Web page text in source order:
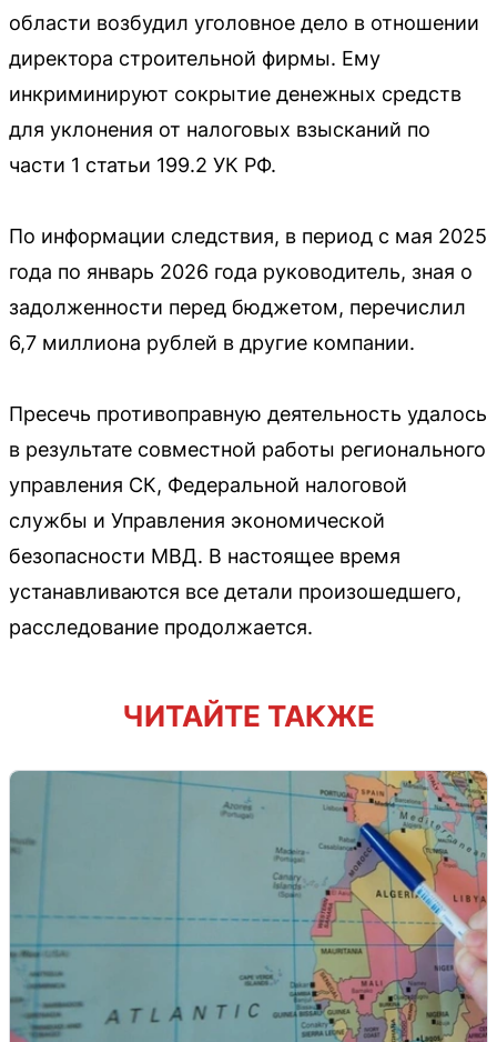
области возбудил уголовное дело в отношении
директора строительной фирмы. Ему
инкриминируют сокрытие денежных средств
для уклонения от налоговых взысканий по
части 1 статьи 199.2 УК РФ.
По информации следствия, в период с мая 2025
года по январь 2026 года руководитель, зная о
задолженности перед бюджетом, перечислил
6,7 миллиона рублей в другие компании.
Пресечь противоправную деятельность удалось
в результате совместной работы регионального
управления СК, Федеральной налоговой
службы и Управления экономической
безопасности МВД. В настоящее время
устанавливаются все детали произошедшего,
расследование продолжается.
ЧИТАЙТЕ ТАКЖЕ